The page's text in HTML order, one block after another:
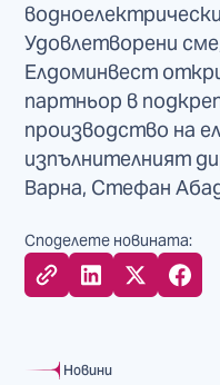
Удовлетворени
Елдоминвест
партньор в
производство на
изпълнителният
Варна, Стефан
Споделете новината:
Новини